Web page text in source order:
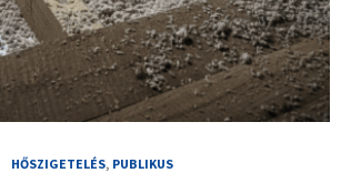
HŐSZIGETELÉS, PUBLIKUS